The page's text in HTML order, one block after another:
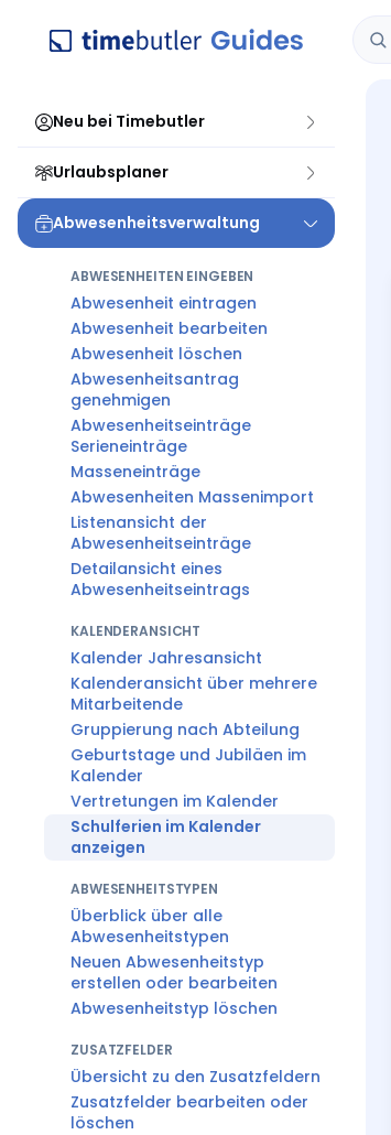
Neu bei Timebutler
Urlaubsplaner
Abwesenheitsverwaltung
ABWESENHEITEN EINGEBEN
Abwesenheit eintragen
Abwesenheit bearbeiten
Abwesenheit löschen
Abwesenheitsantrag
genehmigen
Abwesenheitseinträge
Serieneinträge
Masseneinträge
Abwesenheiten Massenimport
Listenansicht der
Abwesenheitseinträge
Detailansicht eines
Abwesenheitseintrags
KALENDERANSICHT
Kalender Jahresansicht
Kalenderansicht über mehrere
Mitarbeitende
Gruppierung nach Abteilung
Geburtstage und Jubiläen im
Kalender
Vertretungen im Kalender
Schulferien im Kalender
anzeigen
ABWESENHEITSTYPEN
Überblick über alle
Abwesenheitstypen
Neuen Abwesenheitstyp
erstellen oder bearbeiten
Abwesenheitstyp löschen
ZUSATZFELDER
Übersicht zu den Zusatzfeldern
Zusatzfelder bearbeiten oder
löschen